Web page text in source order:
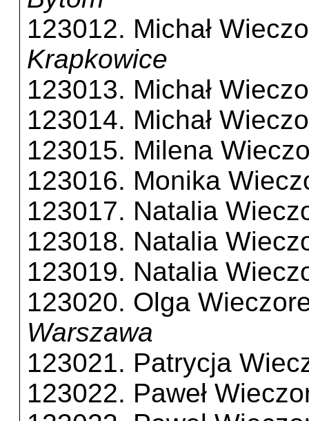
123012. Michał
Krapkowice
123013. Michał
123014. Michał
123015. Milena
123016. Monika
123017. Natalia
123018. Natalia
123019. Natalia
123020. Olga
Warszawa
123021. Patrycja
123022. Paweł